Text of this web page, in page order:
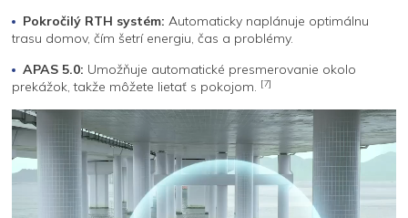
Pokročilý RTH systém: Automaticky naplánuje optimálnu
trasu domov, čím šetrí energiu, čas a problémy.
APAS 5.0: Umožňuje automatické presmerovanie okolo
prekážok, takže môžete lietať s pokojom. [7]